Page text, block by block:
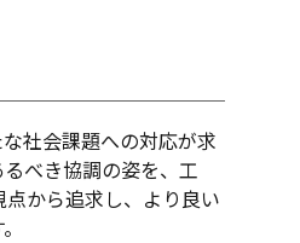
社会課題への対応が求
べき協調の姿を、工
から追求し、より良い